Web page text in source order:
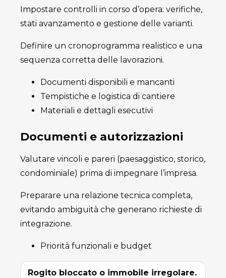
Impostare controlli in corso d’opera: verifiche,
stati avanzamento e gestione delle varianti.
Definire un cronoprogramma realistico e una
sequenza corretta delle lavorazioni.
Documenti disponibili e mancanti
Tempistiche e logistica di cantiere
Materiali e dettagli esecutivi
Documenti e autorizzazioni
Valutare vincoli e pareri (paesaggistico, storico,
condominiale) prima di impegnare l’impresa.
Preparare una relazione tecnica completa,
evitando ambiguità che generano richieste di
integrazione.
Priorità funzionali e budget
Rogito bloccato o immobile irregolare.